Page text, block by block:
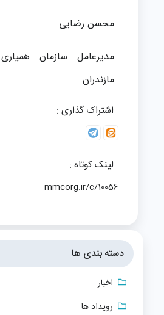
محسن رضایی
مدیرعامل سازمان
مازندران
اشتراک گذاری :
لینک کوتاه :
mmcorg.ir/c/10056
دسته بندی ها
اخبار
رویداد ها